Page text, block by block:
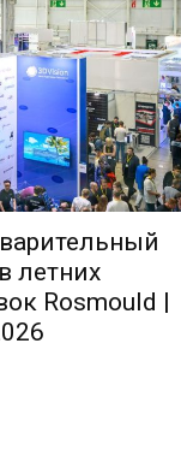
летних
Rosmould |